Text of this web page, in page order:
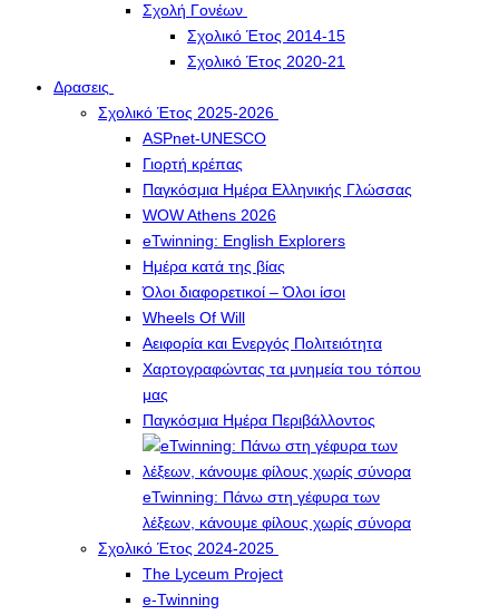
Σχολή Γονέων
Σχολικό Έτος 2014-15
Σχολικό Έτος 2020-21
Δρασεις
Σχολικό Έτος 2025-2026
ASPnet-UNESCO
Γιορτή κρέπας
Παγκόσμια Ημέρα Ελληνικής Γλώσσας
WOW Athens 2026
eTwinning: English Explorers
Ημέρα κατά της βίας
Όλοι διαφορετικοί – Όλοι ίσοι
Wheels Of Will
Αειφορία και Ενεργός Πολιτειότητα
Χαρτογραφώντας τα μνημεία του τόπου
μας
Παγκόσμια Ημέρα Περιβάλλοντος
eTwinning: Πάνω στη γέφυρα των
λέξεων, κάνουμε φίλους χωρίς σύνορα
Σχολικό Έτος 2024-2025
The Lyceum Project
e-Twinning